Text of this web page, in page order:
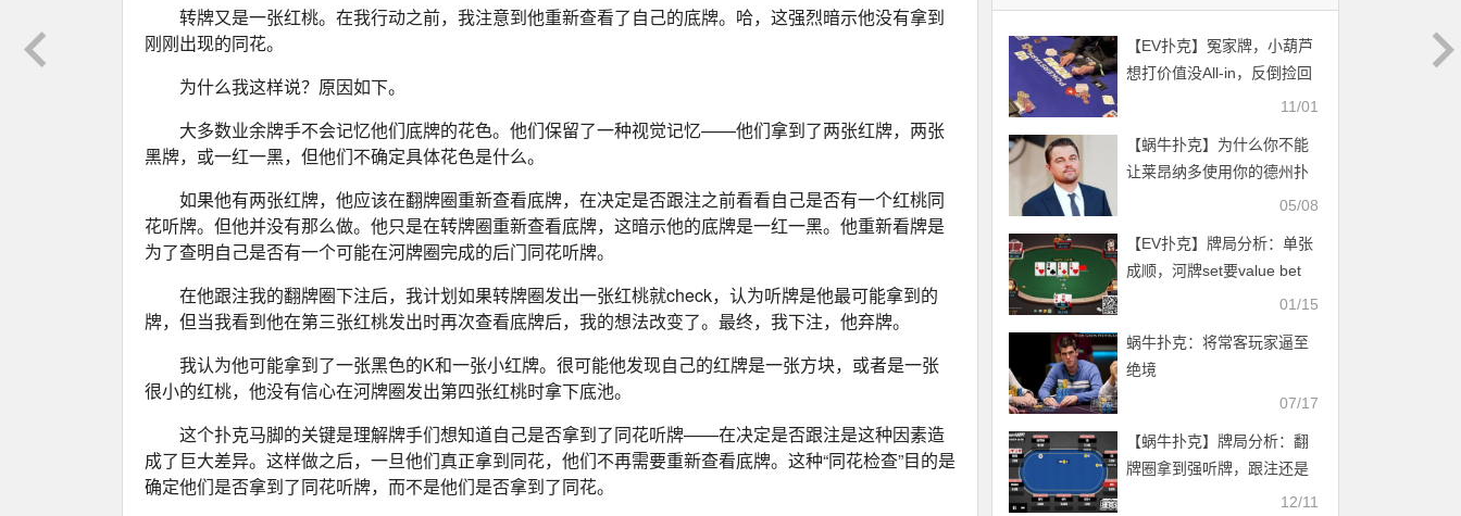
转牌又是一张红桃。在我行动之前，我注意到他重新查看了自己的底牌。哈，这强烈暗示他没有拿到
刚刚出现的同花。
为什么我这样说？原因如下。
大多数业余牌手不会记忆他们底牌的花色。他们保留了一种视觉记忆——他们拿到了两张红牌，两张
黑牌，或一红一黑，但他们不确定具体花色是什么。
如果他有两张红牌，他应该在翻牌圈重新查看底牌，在决定是否跟注之前看看自己是否有一个红桃同
花听牌。但他并没有那么做。他只是在转牌圈重新查看底牌，这暗示他的底牌是一红一黑。他重新看牌是
为了查明自己是否有一个可能在河牌圈完成的后门同花听牌。
在他跟注我的翻牌圈下注后，我计划如果转牌圈发出一张红桃就check，认为听牌是他最可能拿到的
牌，但当我看到他在第三张红桃发出时再次查看底牌后，我的想法改变了。最终，我下注，他弃牌。
我认为他可能拿到了一张黑色的K和一张小红牌。很可能他发现自己的红牌是一张方块，或者是一张
很小的红桃，他没有信心在河牌圈发出第四张红桃时拿下底池。
这个扑克马脚的关键是理解牌手们想知道自己是否拿到了同花听牌——在决定是否跟注是这种因素造
成了巨大差异。这样做之后，一旦他们真正拿到同花，他们不再需要重新查看底牌。这种“同花检查”目的是
确定他们是否拿到了同花听牌，而不是他们是否拿到了同花。
【EV扑克】冤家牌，小葫芦
想打价值没All-in，反倒捡回
11/01
【蜗牛扑克】为什么你不能
让莱昂纳多使用你的德州扑
05/08
【EV扑克】牌局分析：单张
成顺，河牌set要value bet
01/15
蜗牛扑克：将常客玩家逼至
绝境
07/17
【蜗牛扑克】牌局分析：翻
牌圈拿到强听牌，跟注还是
12/11